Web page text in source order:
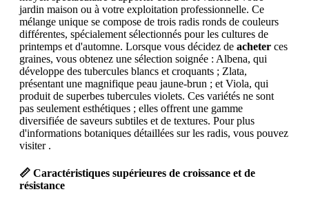
jardin maison ou à votre exploitation professionnelle. Ce
mélange unique se compose de trois radis ronds de couleurs
différentes, spécialement sélectionnés pour les cultures de
printemps et d'automne. Lorsque vous décidez de acheter ces
graines, vous obtenez une sélection soignée : Albena, qui
développe des tubercules blancs et croquants ; Zlata,
présentant une magnifique peau jaune-brun ; et Viola, qui
produit de superbes tubercules violets. Ces variétés ne sont
pas seulement esthétiques ; elles offrent une gamme
diversifiée de saveurs subtiles et de textures. Pour plus
d'informations botaniques détaillées sur les radis, vous pouvez
visiter .
📏 Caractéristiques supérieures de croissance et de
résistance